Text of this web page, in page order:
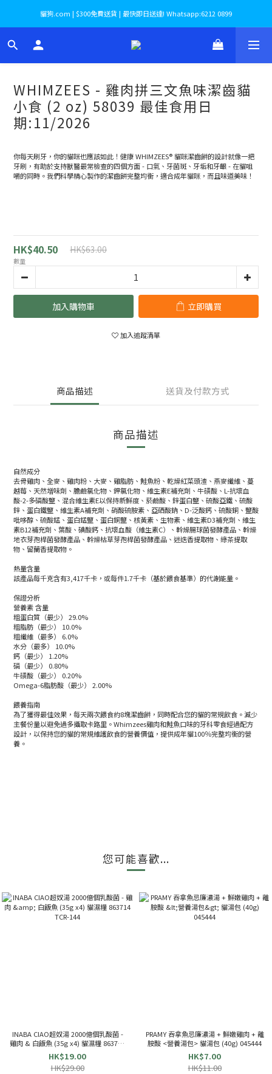
貓狗.com | $300免費送貨 | 最快即日送達! Whatsapp:6212 0899
WHIMZEES - 雞肉拼三文魚味潔齒貓
小食 (2 oz) 58039 最佳食用日
期:11/2026
你每天刷牙，你的貓咪也應該如此！健康 WHIMZEES® 貓咪潔齒餅的設計就像一把
牙刷，有助於支持獸醫最常檢查的四個方面 - 口氣、牙菌斑、牙垢和牙齦 - 在貓咀
嚼的同時。我們科學精心製作的潔齒餅完整均衡，適合成年貓咪，而且味道美味！
HK$40.50 HK$63.00
數量
加入購物車 立即購買
加入追蹤清單
商品描述 送貨及付款方式
商品描述
自然成分
去骨雞肉、全麥、雞肉粉、大麥、雞脂肪、鮭魚粉、乾燥紅菜頭渣、燕麥纖維、蔓
越莓、天然增味劑、膽鹼氯化物、鉀氯化物、維生素E補充劑、牛磺酸、L-抗壞血
酸-2-多磷酸鹽、混合維生素E以保持新鮮度、菸鹼酸、鋅蛋白鹽、硫酸亞鐵、硫酸
鋅、蛋白鐵鹽、維生素A補充劑、硝酸硫胺素、亞硒酸鈉、D-泛酸鈣、硫酸銅、鹽酸
吡哆醇、硫酸錳、蛋白錳鹽、蛋白銅鹽、核黃素、生物素、維生素D3補充劑、維生
素B12補充劑、葉酸、碘酸鈣、抗壞血酸（維生素C）、幹燥腸球菌發酵產品、幹燥
地衣芽孢桿菌發酵產品、幹燥枯草芽孢桿菌發酵產品、迷迭香提取物、綠茶提取
物、留蘭香提取物。
熱量含量
該產品每千克含有3,417千卡，或每件1.7千卡（基於餵食基準）的代謝能量。
保證分析
營養素 含量
粗蛋白質（最少） 29.0%
粗脂肪（最少） 10.0%
粗纖維（最多） 6.0%
水分（最多） 10.0%
鈣（最少） 1.20%
磷（最少） 0.80%
牛磺酸（最少） 0.20%
Omega-6脂肪酸（最少） 2.00%
餵養指南
為了獲得最佳效果，每天兩次餵食約8塊潔齒餅，同時配合您的貓的常規飲食。減少
主餐份量以避免過多攝取卡路里。Whimzees雞肉和鮭魚口味的牙科零食經過配方
設計，以保持您的貓的常規維護飲食的營養價值，提供成年貓100％完整均衡的營
養。
您可能喜歡...
INABA CIAO超奴湯 2000億個乳酸菌 -
雞肉 & 白飯魚 (35g x4) 貓濕糧 863714
TCR-144
HK$19.00
HK$29.00
PRAMY 吞拿魚忌廉濃湯 + 鮮嫩雞肉 + 離
胺酸 <營養湯包> 貓湯包 (40g) 045444
HK$7.00
HK$11.00